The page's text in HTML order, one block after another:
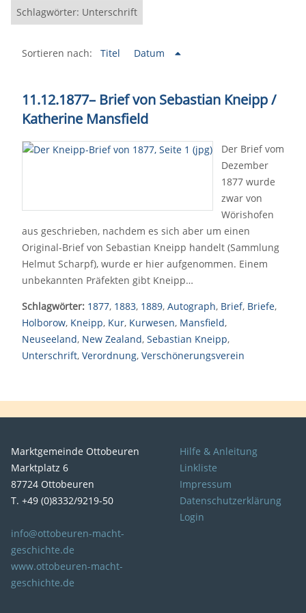
Schlagwörter: Unterschrift
Sortieren nach: Titel Datum
11.12.1877– Brief von Sebastian Kneipp /
Katherine Mansfield
Der Brief vom
Dezember
1877 wurde
zwar von
Wörishofen
aus geschrieben, nachdem es sich aber um einen
Original-Brief von Sebastian Kneipp handelt (Sammlung
Helmut Scharpf), wurde er hier aufgenommen. Einem
unbekannten Präfekten gibt Kneipp…
Schlagwörter: 1877, 1883, 1889, Autograph, Brief, Briefe,
Holborow, Kneipp, Kur, Kurwesen, Mansfield,
Neuseeland, New Zealand, Sebastian Kneipp,
Unterschrift, Verordnung, Verschönerungsverein
Marktgemeinde Ottobeuren
Marktplatz 6
87724 Ottobeuren
T. +49 (0)8332/9219-50
info@ottobeuren-macht-
geschichte.de
www.ottobeuren-macht-
geschichte.de
Hilfe & Anleitung
Linkliste
Impressum
Datenschutzerklärung
Login